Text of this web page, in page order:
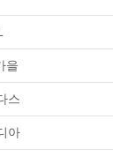
을
스
아